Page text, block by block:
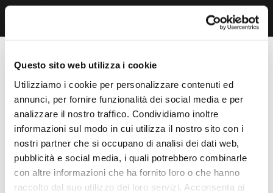
Questo sito web utilizza i cookie
Utilizziamo i cookie per personalizzare contenuti ed
annunci, per fornire funzionalità dei social media e per
analizzare il nostro traffico. Condividiamo inoltre
informazioni sul modo in cui utilizza il nostro sito con i
nostri partner che si occupano di analisi dei dati web,
pubblicità e social media, i quali potrebbero combinarle
con altre informazioni che ha fornito loro o che hanno
raccolto dal suo utilizzo dei loro servizi. Acconsenta ai